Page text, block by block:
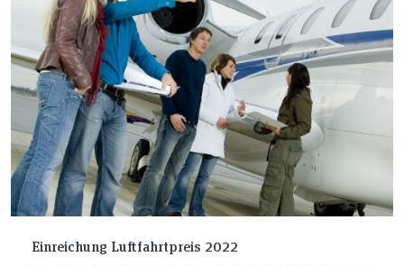
Einreichung Luftfahrtpreis 2022